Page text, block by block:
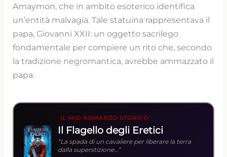
Amaymon, che in ambito esoterico identifica
un’entità malvagia. Tale statuina rappresentava il
papa, Giovanni XXII: un oggetto sacrilego
fondamentale per compiere un rito che, secondo
la tradizione negromantica, avrebbe ammazzato il
papa.
IL MIO ROMANZO STORICO
Il Flagello degli Eretici
“La spada di un cavaliere per liberare la terra
dalla superstizione…”